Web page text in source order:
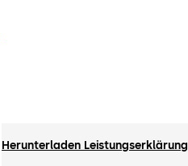
Herunterladen